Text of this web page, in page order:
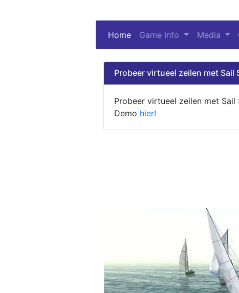
Home (current)
Game Info Media
Probeer virtueel zeilen met Sail
Probeer virtueel zeilen met
Demo hier!